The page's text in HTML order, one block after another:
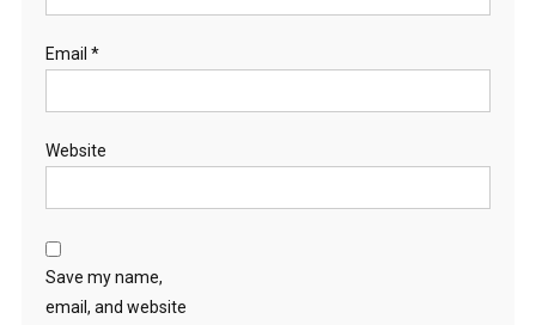
Email *
Website
Save my name,
email, and website